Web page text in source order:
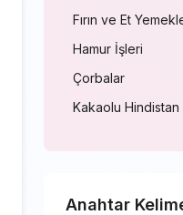
Fırın ve Et
Hamur İşleri
Çorbalar
Kakaolu
Anahtar